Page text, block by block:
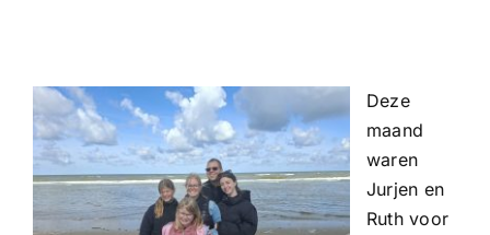
Deze
maand
waren
Jurjen en
Ruth voor